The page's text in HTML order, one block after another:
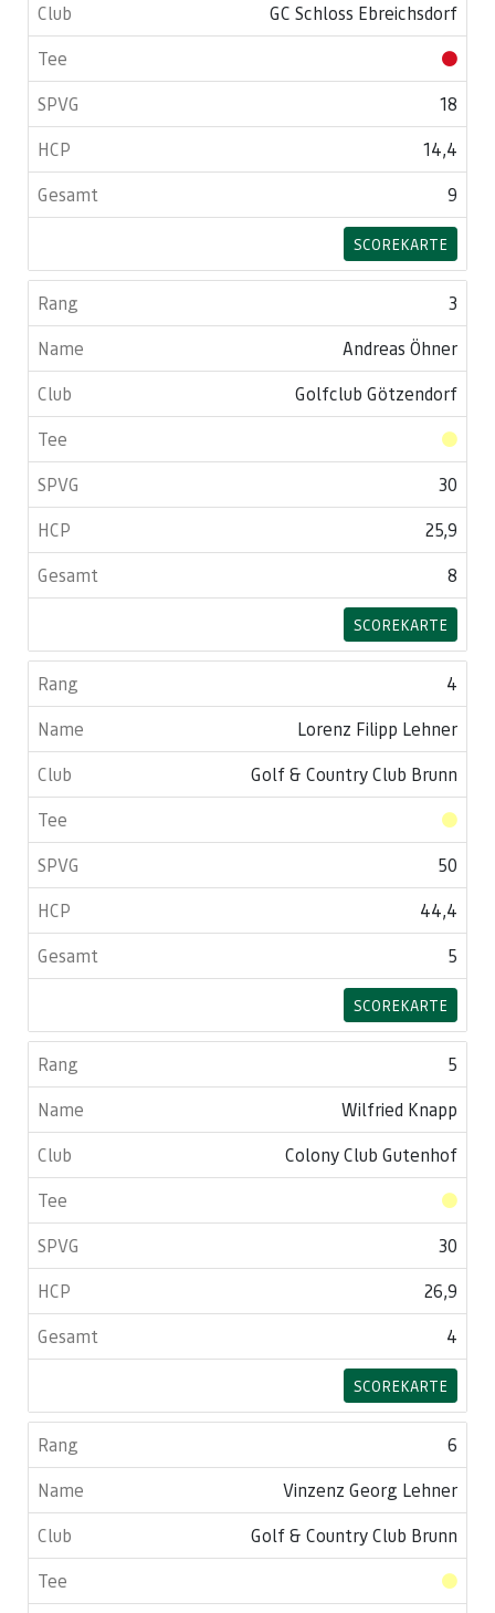
GC Schloss Ebreichsdorf
18
14,4
9
SCOREKARTE
3
Andreas Öhner
Golfclub Götzendorf
30
25,9
8
SCOREKARTE
4
Lorenz Filipp Lehner
Golf & Country Club Brunn
50
44,4
5
SCOREKARTE
5
Wilfried Knapp
Colony Club Gutenhof
30
26,9
4
SCOREKARTE
6
Vinzenz Georg Lehner
Golf & Country Club Brunn